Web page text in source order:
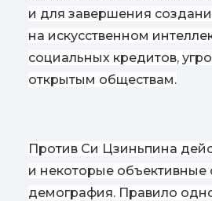
и для завершения
на искусственном
социальных кредитов,
открытым обществам.
Против Си Цзиньпина
и некоторые объективные
демография. Правило